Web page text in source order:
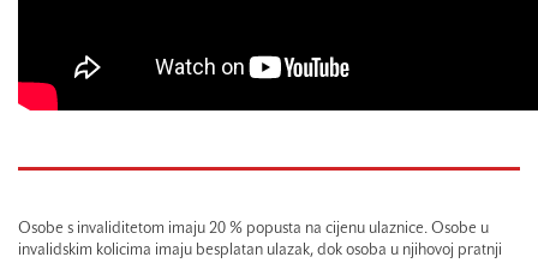
Osobe s invaliditetom imaju 20 % popusta na cijenu ulaznice. Osobe u
invalidskim kolicima imaju besplatan ulazak, dok osoba u njihovoj pratnji